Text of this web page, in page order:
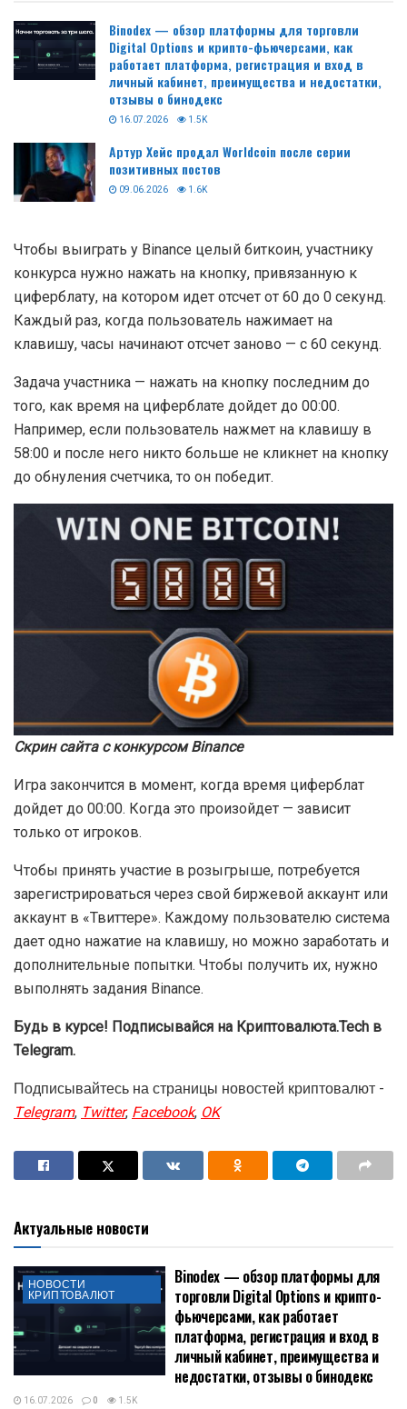
Binodex — обзор платформы для торговли
Digital Options и крипто-фьючерсами, как
работает платформа, регистрация и вход в
личный кабинет, преимущества и недостатки,
отзывы о бинодекс
16.07.2026 1.5K
Артур Хейс продал Worldcoin после серии
позитивных постов
09.06.2026 1.6K
Чтобы выиграть у Binance целый биткоин, участнику
конкурса нужно нажать на кнопку, привязанную к
циферблату, на котором идет отсчет от 60 до 0 секунд.
Каждый раз, когда пользователь нажимает на
клавишу, часы начинают отсчет заново — с 60 секунд.
Задача участника — нажать на кнопку последним до
того, как время на циферблате дойдет до 00:00.
Например, если пользователь нажмет на клавишу в
58:00 и после него никто больше не кликнет на кнопку
до обнуления счетчика, то он победит.
Скрин сайта с конкурсом Binance
Игра закончится в момент, когда время циферблат
дойдет до 00:00. Когда это произойдет — зависит
только от игроков.
Чтобы принять участие в розыгрыше, потребуется
зарегистрироваться через свой биржевой аккаунт или
аккаунт в «Твиттере». Каждому пользователю система
дает одно нажатие на клавишу, но можно заработать и
дополнительные попытки. Чтобы получить их, нужно
выполнять задания Binance.
Будь в курсе! Подписывайся на Криптовалюта.Tech в
Telegram.
Подписывайтесь на страницы новостей криптовалют -
Telegram, Twitter, Facebook, OK
Актуальные новости
НОВОСТИ
КРИПТОВАЛЮТ
Binodex — обзор платформы для
торговли Digital Options и крипто-
фьючерсами, как работает
платформа, регистрация и вход в
личный кабинет, преимущества и
недостатки, отзывы о бинодекс
16.07.2026 0 1.5K